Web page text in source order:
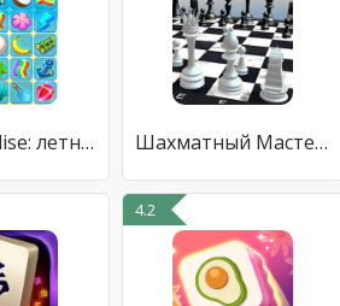
Onet Paradise: летний маджонг Шахматный Мастер 3D
4.2